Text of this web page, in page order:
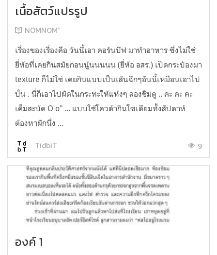
เนื้อสัตว์แปรรูป
NOMNOM*
เรื่องของเรื่องคือ วันนี้เอา คอร์นบีฟ มาทำอาหาร ซึ่งไม่ใช่
ยี่ห้อที่เคยกินสมัยก่อนนู้นนนนน (ยี่ห้อ อสร.) เปิดกระป๋องมา
texture ก็ไม่ใช่ เคยกินแบบเป็นเส้นฉีกๆอันนี้เหมือนเอาไป
ปั่น . นี่ก็เอาไปผัดในกระทะให้แห้งๆ ลองชิมดู .. คะ คะ คะ
เค็มสะบัด O o" ... แบบใช้โควต้ากินโซเดียมทั้งสัปดาห์
ต้องหาผักนึ่ง ...
TidbiT 9
องค์ 1